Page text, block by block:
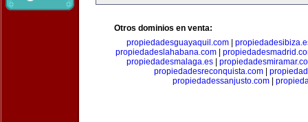
Otros dominios en venta:
propiedadesguayaquil.com
propiedadeslahabana.com|
propiedadesmalaga.es|
propiedadesreconquista.com
propiedadessanjusto.com